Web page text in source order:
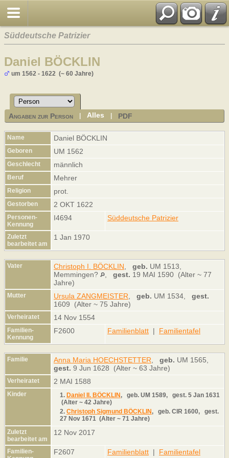
Süddeutsche Patrizier
Daniel BÖCKLIN
um 1562 - 1622 (~ 60 Jahre)
Angaben zur Person |Alles PDF
Name Daniel BÖCKLIN
Geboren UM 1562
Geschlecht männlich
Beruf Mehrer
Religion prot.
Gestorben 2 OKT 1622
Personen-
Kennung
I4694 Süddeutsche Patrizier
Zuletzt
bearbeitet am
1 Jan 1970
Vater Christoph I. BÖCKLIN geb. UM 1513,
Memmingen?
gest. 19 MAI 1590 (Alter ~ 77
Jahre)
Mutter Ursula ZANGMEISTER geb. UM 1534, gest.
1609 (Alter ~ 75 Jahre)
Verheiratet 14 Nov 1554
Familien-
Kennung
F2600 Familienblatt | Familientafel
Familie Anna Maria HOECHSTETTER geb. UM 1565,
gest. 9 Jun 1628 (Alter ~ 63 Jahre)
Verheiratet 2 MAI 1588
Kinder 1. Daniel II. BÖCKLIN, geb. UM 1589, gest. 5 Jan 1631
(Alter ~ 42 Jahre)
2. Christoph Sigmund BÖCKLIN, geb. CIR 1600, gest.
27 Nov 1671 (Alter ~ 71 Jahre)
Zuletzt
bearbeitet am
12 Nov 2017
Familien-
F2607 Familienblatt | Familientafel